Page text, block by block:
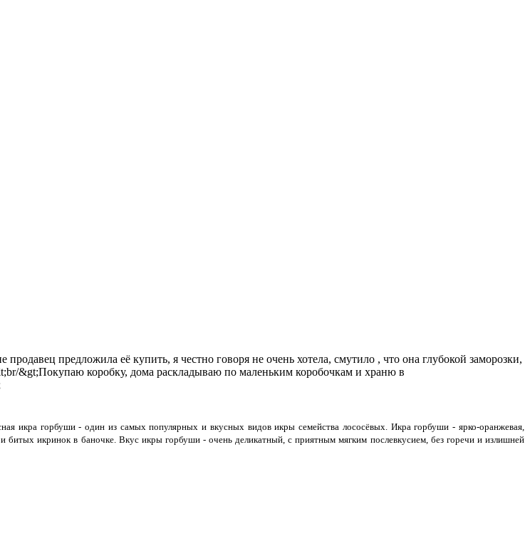
предложила её купить, я честно говоря не очень хотела, смутило , что она глубокой заморозки,
&gt;Покупаю коробку, дома раскладываю по маленьким коробочкам и храню в
икра горбуши - один из самых популярных и вкусных видов икры семейства лососёвых. Икра горбуши - ярко-оранжевая,
икринок в баночке. Вкус икры горбуши - очень деликатный, с приятным мягким послевкусием, без горечи и излишней